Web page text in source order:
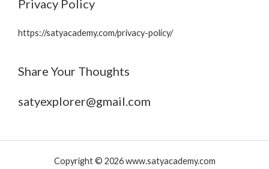
Privacy Policy
https://satyacademy.com/privacy-policy/
Share Your Thoughts
satyexplorer@gmail.com
Copyright © 2026 www.satyacademy.com